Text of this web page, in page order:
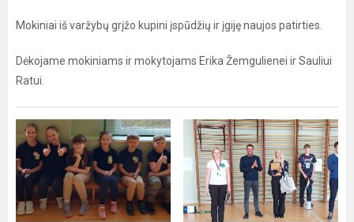
Mokiniai iš varžybų grįžo kupini įspūdžių ir įgiję naujos patirties.
Dėkojame mokiniams ir mokytojams Erika Žemgulienei ir Sauliui
Ratui.